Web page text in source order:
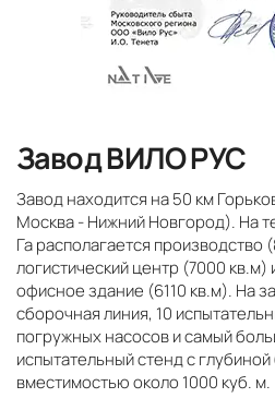
Завод ВИЛО РУС
Завод находится на 50 км
Москва - Нижний Новгород). На
Га располагается производство
логистический центр (7000
офисное здание (6110 кв.м). На
сборочная линия, 10
погружных насосов и самый
испытательный стенд с
вместимостью около 1000 куб. м.